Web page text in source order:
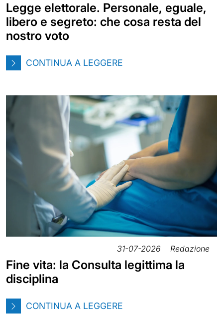
Legge elettorale. Personale, eguale,
libero e segreto: che cosa resta del
nostro voto
CONTINUA A LEGGERE
31-07-2026 Redazione
Fine vita: la Consulta legittima la
disciplina
CONTINUA A LEGGERE